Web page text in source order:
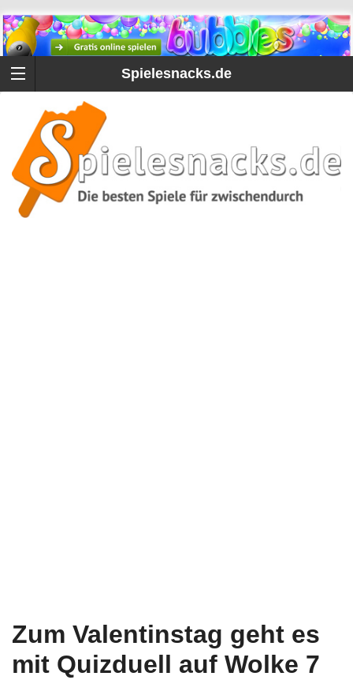
Spielesnacks.de
Zum Valentinstag geht es
mit Quizduell auf Wolke 7